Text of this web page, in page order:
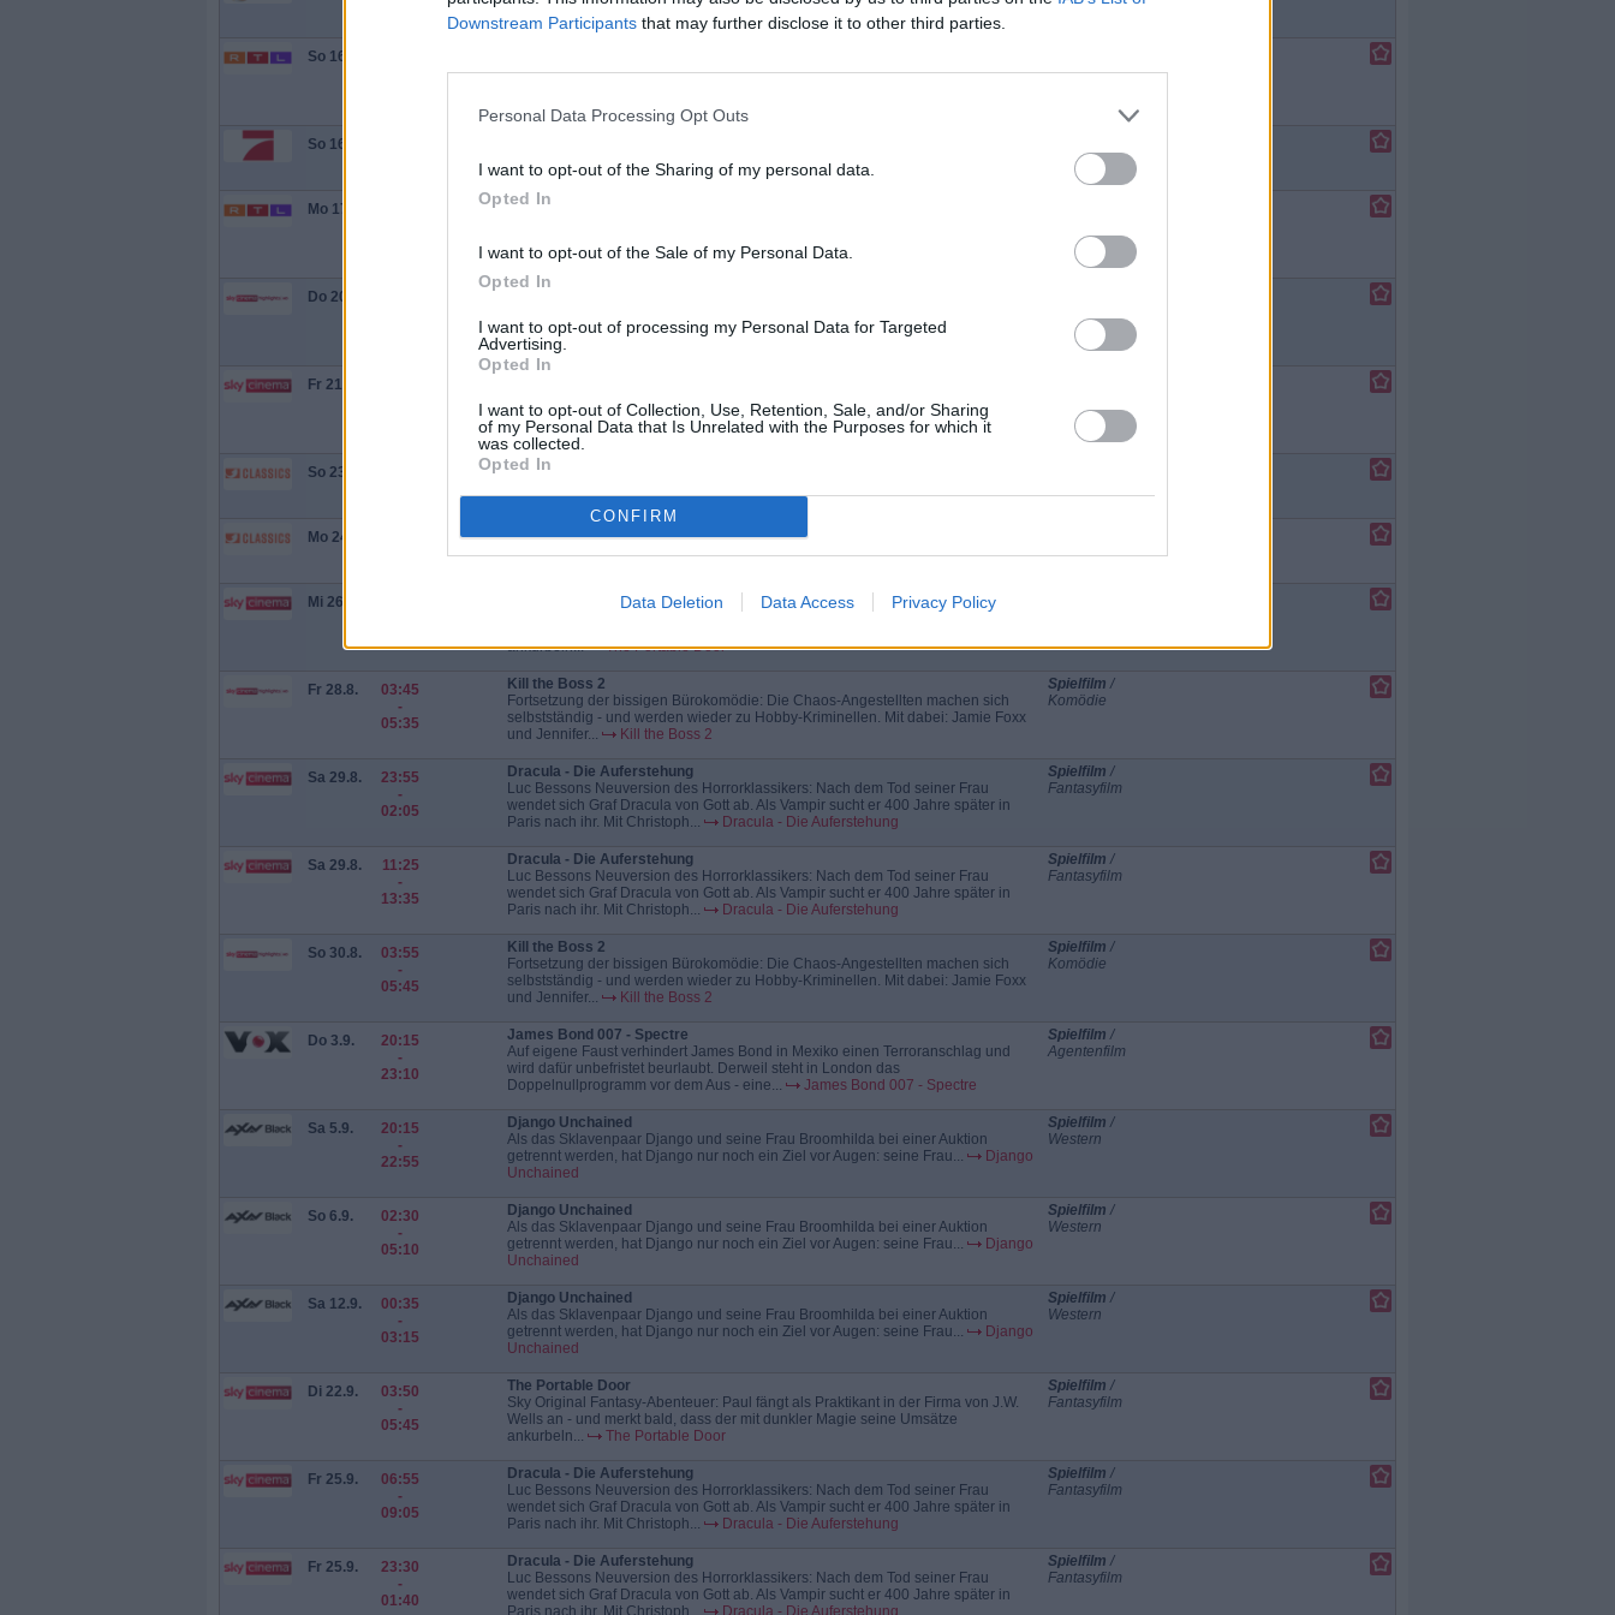
Downstream Participants that may further disclose it to other third parties.
Personal Data Processing Opt Outs
I want to opt-out of the Sharing of my personal data.
Opted In
I want to opt-out of the Sale of my Personal Data.
Opted In
I want to opt-out of processing my Personal Data for Targeted
Advertising.
Opted In
I want to opt-out of Collection, Use, Retention, Sale, and/or Sharing
of my Personal Data that Is Unrelated with the Purposes for which it
was collected.
Opted In
CONFIRM
Data Deletion Data Access Privacy Policy
Downsizing
So 16.8.
So 16.8.
Drama
Mo 17.8.
James Bond 007 - Spectre
Doppelnullprogramm vor dem Aus - eine...
James Bond 007 - Spectre
Do 20.8.
Kill the Boss 2
selbstständig - und werden wieder zu Hobby-Kriminellen. Mit dabei: Jamie Foxx
und Jennifer...
Kill the Boss 2
Fr 21.8.
Wells an - und merkt bald, dass der mit dunkler Magie seine Umsätze
ankurbeln...
The Portable Door
So 23.8.
Big Eyes
Mo 24.8.
Mi 26.8.
The Portable Door
Sky Original Fantasy-Abenteuer: Paul fängt als Praktikant in der Firma von J.W.
ankurbeln...
The Portable Door
Fr 28.8.
03:45
-
05:35
Kill the Boss 2
Fortsetzung der bissigen Bürokomödie: Die Chaos-Angestellten machen sich
selbstständig - und werden wieder zu Hobby-Kriminellen. Mit dabei: Jamie Foxx
und Jennifer...
Kill the Boss 2
Spielfilm /
Komödie
Sa 29.8.
23:55
-
02:05
Dracula - Die Auferstehung
Luc Bessons Neuversion des Horrorklassikers: Nach dem Tod seiner Frau
wendet sich Graf Dracula von Gott ab. Als Vampir sucht er 400 Jahre später in
Paris nach ihr. Mit Christoph...
Dracula - Die Auferstehung
Spielfilm /
Fantasyfilm
Sa 29.8.
11:25
-
13:35
Dracula - Die Auferstehung
Luc Bessons Neuversion des Horrorklassikers: Nach dem Tod seiner Frau
wendet sich Graf Dracula von Gott ab. Als Vampir sucht er 400 Jahre später in
Paris nach ihr. Mit Christoph...
Dracula - Die Auferstehung
Spielfilm /
Fantasyfilm
So 30.8.
03:55
-
05:45
Kill the Boss 2
Fortsetzung der bissigen Bürokomödie: Die Chaos-Angestellten machen sich
selbstständig - und werden wieder zu Hobby-Kriminellen. Mit dabei: Jamie Foxx
und Jennifer...
Kill the Boss 2
Spielfilm /
Komödie
Do 3.9.
20:15
-
23:10
James Bond 007 - Spectre
Auf eigene Faust verhindert James Bond in Mexiko einen Terroranschlag und
wird dafür unbefristet beurlaubt. Derweil steht in London das
Doppelnullprogramm vor dem Aus - eine...
James Bond 007 - Spectre
Spielfilm /
Agentenfilm
Sa 5.9.
20:15
-
22:55
Django Unchained
Als das Sklavenpaar Django und seine Frau Broomhilda bei einer Auktion
getrennt werden, hat Django nur noch ein Ziel vor Augen: seine Frau...
Django
Unchained
Spielfilm /
Western
So 6.9.
02:30
-
05:10
Django Unchained
Als das Sklavenpaar Django und seine Frau Broomhilda bei einer Auktion
getrennt werden, hat Django nur noch ein Ziel vor Augen: seine Frau...
Django
Unchained
Spielfilm /
Western
Sa 12.9.
00:35
-
03:15
Django Unchained
Als das Sklavenpaar Django und seine Frau Broomhilda bei einer Auktion
getrennt werden, hat Django nur noch ein Ziel vor Augen: seine Frau...
Django
Unchained
Spielfilm /
Western
Di 22.9.
03:50
-
05:45
The Portable Door
Sky Original Fantasy-Abenteuer: Paul fängt als Praktikant in der Firma von J.W.
Wells an - und merkt bald, dass der mit dunkler Magie seine Umsätze
ankurbeln...
The Portable Door
Spielfilm /
Fantasyfilm
Fr 25.9.
06:55
-
09:05
Dracula - Die Auferstehung
Luc Bessons Neuversion des Horrorklassikers: Nach dem Tod seiner Frau
wendet sich Graf Dracula von Gott ab. Als Vampir sucht er 400 Jahre später in
Paris nach ihr. Mit Christoph...
Dracula - Die Auferstehung
Spielfilm /
Fantasyfilm
Fr 25.9.
23:30
-
01:40
Dracula - Die Auferstehung
Luc Bessons Neuversion des Horrorklassikers: Nach dem Tod seiner Frau
wendet sich Graf Dracula von Gott ab. Als Vampir sucht er 400 Jahre später in
Paris nach ihr. Mit Christoph...
Dracula - Die Auferstehung
Spielfilm /
Fantasyfilm